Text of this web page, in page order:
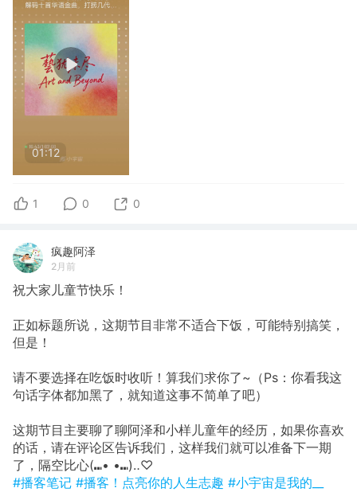
01:12
1 0 0
疯趣阿泽
2月前
祝大家儿童节快乐！
正如标题所说，这期节目非常不适合下饭，可能特别搞笑，
但是！
请不要选择在吃饭时收听！算我们求你了~（Ps：你看我这
句话字体都加黑了，就知道这事不简单了吧）
这期节目主要聊了聊阿泽和小样儿童年的经历，如果你喜欢
的话，请在评论区告诉我们，这样我们就可以准备下一期
了，隔空比心(⑉• •⑉)‥♡
#播客笔记 #播客！点亮你的人生志趣 #小宇宙是我的__